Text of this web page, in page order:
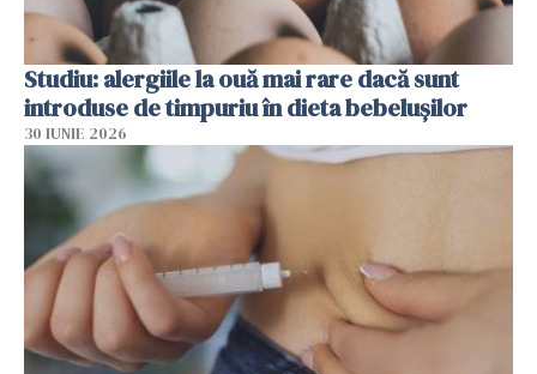
Studiu: alergiile la ouă mai rare dacă sunt
introduse de timpuriu în dieta bebelușilor
30 IUNIE 2026